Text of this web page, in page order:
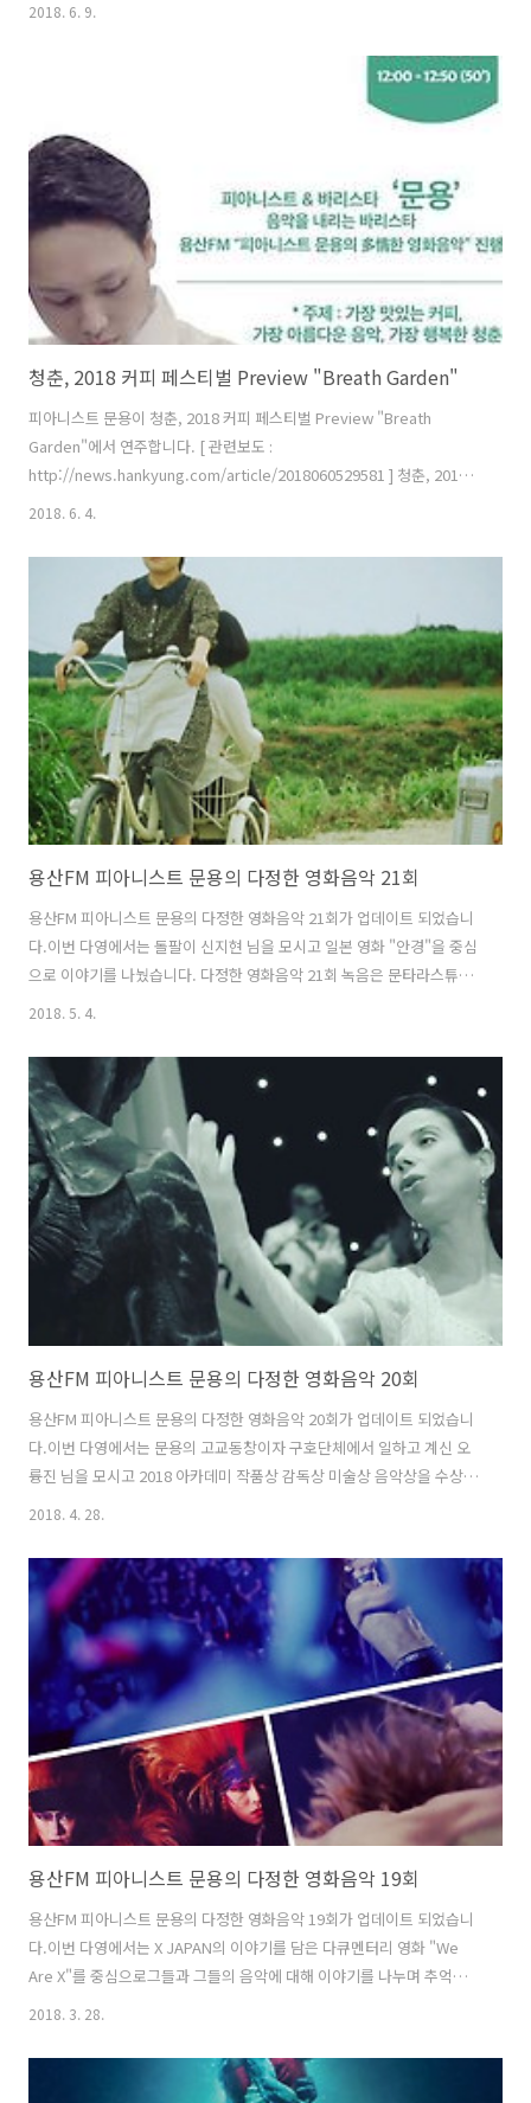
http://www.podbbang.com/ch/7604?e=22626565
2018. 6. 9.
청춘, 2018 커피 페스티벌 Preview "Breath Garden"
피아니스트 문용이 청춘, 2018 커피 페스티벌 Preview "Breath
Garden"에서 연주합니다. [ 관련보도 :
http://news.hankyung.com/article/2018060529581 ] 청춘, 2018
신문 주최 동서식품 월간커피 후원 음악을 내리는 바리스타 - 피아니스트
문용은 당일 오후 12:00~12:50 50분간 "가장 맛있는 커피, 가장 아름다
운 음악, 가장 행복한 청춘"이라는 주제로 이야기하고 연주할 예정입니
다. 커피를 사랑하는 분들과의 만남에 설렙니다. 6월 17일에 뵈어요 :)
2018. 6. 4.
용산FM 피아니스트 문용의 다정한 영화음악 21회
용산FM 피아니스트 문용의 다정한 영화음악 21회가 업데이트 되었습니
다.이번 다영에서는 돌팔이 신지현 님을 모시고 일본 영화 "안경"을 중심
으로 이야기를 나눴습니다. 다정한 영화음악 21회 녹음은 문타라스튜디
오에서 이뤄졌습니다. 그럼 용산FM 피아니스트 문용의 다정한 영화음악
티: https://www.podty.me/episode/14229931팟빵:
http://www.podbbang.com/ch/7604?e=22596768 공감은 로그인
이 필요 없대요 :)
2018. 5. 4.
용산FM 피아니스트 문용의 다정한 영화음악 20회
용산FM 피아니스트 문용의 다정한 영화음악 20회가 업데이트 되었습니
다.이번 다영에서는 문용의 고교동창이자 구호단체에서 일하고 계신 오
륭진 님을 모시고 2018 아카데미 작품상 감독상 미술상 음악상을 수상한
둘기 비둘기게스트 비둘게 님이다 이제ㅋㅋㅋ 다정한 영화음악 20회 녹
음은 문타라스튜디오에서 이뤄졌습니다. 그럼 용산FM 피아니스트 문용
의 다정한 영화음악 20회를 들어보시기 바랍니다.댓글과 좋아요는 커다
란 힘이 됩니다 :) 팟티: https://www.podty.me/episode/14229930
팟빵: http://www.podbbang.com/ch/760..
2018. 4. 28.
용산FM 피아니스트 문용의 다정한 영화음악 19회
용산FM 피아니스트 문용의 다정한 영화음악 19회가 업데이트 되었습니
다.이번 다영에서는 X JAPAN의 이야기를 담은 다큐멘터리 영화 "We
Are X"를 중심으로그들과 그들의 음악에 대해 이야기를 나누며 추억을
소환 했습니다.만게 님은 노래방이 가고 싶어졌다고 ㅋ 다정한 영화음악
트 문용의 다정한 영화음악 19회를 들어보시기 바랍니다.댓글과 좋아요
2018. 3. 28.